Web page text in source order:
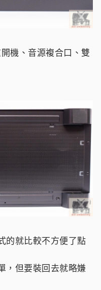
機、音源複合口、雙
的就比較不方便了點
，但要裝回去就略嫌